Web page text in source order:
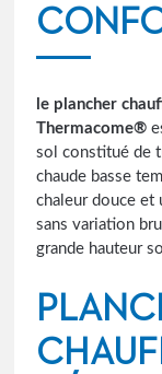
le plancher
Thermacome®
sol constitué de
chaude basse
chaleur douce et
sans variation
grande hauteur